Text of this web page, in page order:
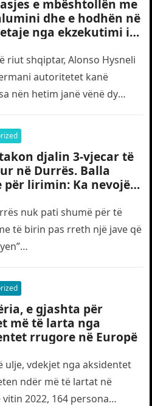
e mbështollën me
dhe e hodhën në
nga ekzekutimi i
riut shqiptar, Alonso Hysneli
autoritetet kanë
nën hetim janë vënë dy
djalin 3-vjecar të
në Durrës. Balla
lirimin: Ka nevojë
nuk pati shumë për të
të birin pas rreth një jave që
e gjashta për
më të larta nga
rrugore në Europë
ulje, vdekjet nga aksidentet
ndër më të lartat në
vitin 2022, 164 persona